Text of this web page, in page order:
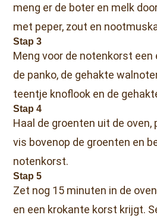
meng er de boter en melk
met peper, zout en
Stap 3
Meng voor de notenkorst
de panko, de gehakte
teentje knoflook en de
Stap 4
Haal de groenten uit de
vis bovenop de groenten en
notenkorst.
Stap 5
Zet nog 15 minuten in de
en een krokante korst krijgt.